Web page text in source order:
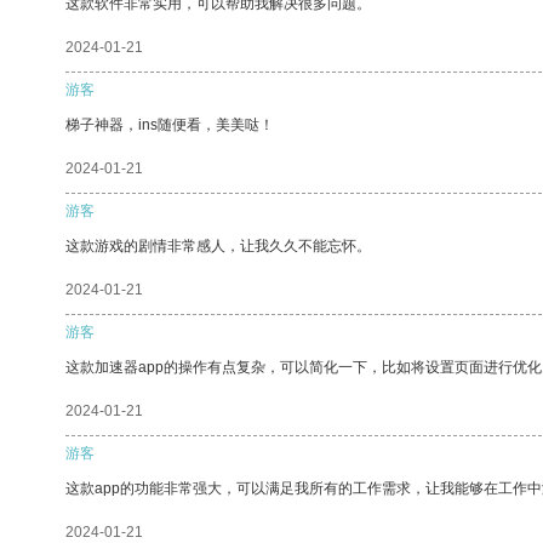
这款软件非常实用，可以帮助我解决很多问题。
2024-01-21
游客
梯子神器，ins随便看，美美哒！
2024-01-21
游客
这款游戏的剧情非常感人，让我久久不能忘怀。
2024-01-21
游客
这款加速器app的操作有点复杂，可以简化一下，比如将设置页面进行优化
2024-01-21
游客
这款app的功能非常强大，可以满足我所有的工作需求，让我能够在工作中
2024-01-21